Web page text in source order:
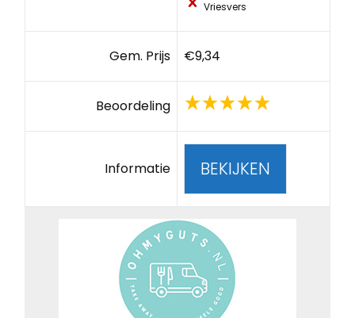
Vriesvers
Gem. Prijs €9,34
Beoordeling
Informatie BEKIJKEN